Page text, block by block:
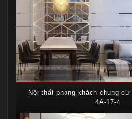
Nội thất phòng khách chung
4A-17-4